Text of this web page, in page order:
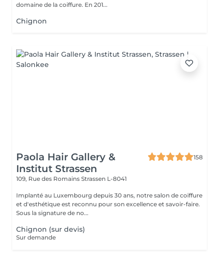
domaine de la coiffure. En 201...
Chignon
Paola Hair Gallery &
Institut Strassen
158
109, Rue des Romains Strassen L-8041
Implanté au Luxembourg depuis 30 ans, notre salon de coiffure
et d'esthétique est reconnu pour son excellence et savoir-faire.
Sous la signature de no...
Chignon (sur devis)
Sur demande